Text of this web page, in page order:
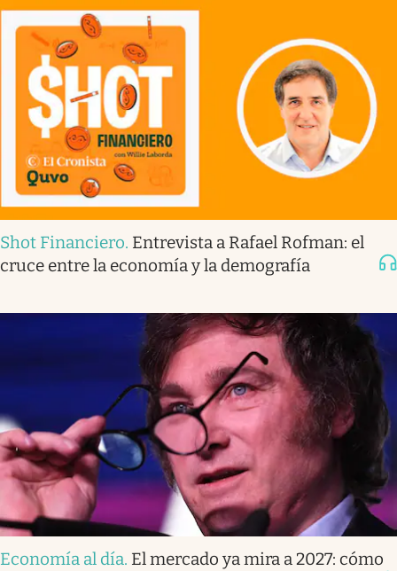
Shot Financiero. Entrevista a Rafael Rofman: el
cruce entre la economía y la demografía
Economía al día. El mercado ya mira a 2027: cómo